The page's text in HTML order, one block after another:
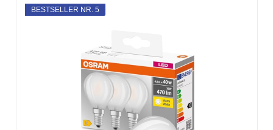
BESTSELLER NR. 5